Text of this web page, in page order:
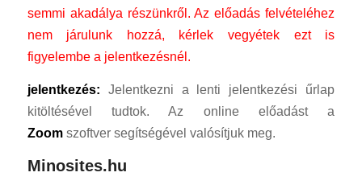
semmi akadálya részünkről.Az előadás felvételéhez
nem járulunk hozzá, kérlek vegyétek ezt is
figyelembe a jelentkezésnél.
jelentkezés: Jelentkezni a lenti jelentkezési űrlap
kitöltésével tudtok. Az online előadást a
Zoomszoftver segítségével valósítjuk meg.
Minosites.hu